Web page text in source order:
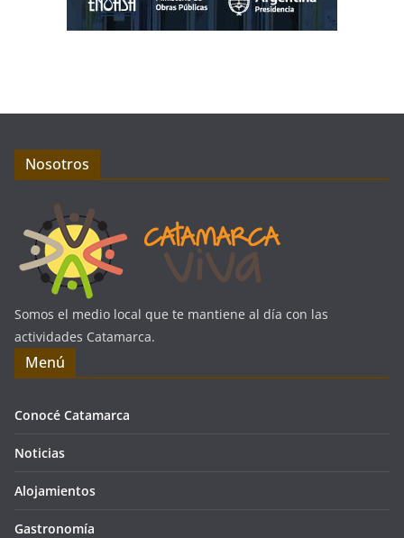
Nosotros
Somos el medio local que te mantiene al día con las
actividades Catamarca.
Menú
Conocé Catamarca
Noticias
Alojamientos
Gastronomía